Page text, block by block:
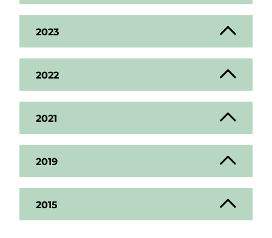
2023
2022
2021
2019
2015